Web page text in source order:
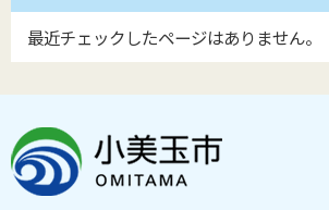
最近チェックしたページはありません。